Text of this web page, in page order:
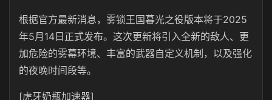
根据官方最新消息，雾锁王国暮光之役版本将于2025
年5月14日正式发布。这次更新将引入全新的敌人、更
加危险的雾幕环境、丰富的武器自定义机制，以及强化
的夜晚时间段等。
[虎牙奶瓶加速器]